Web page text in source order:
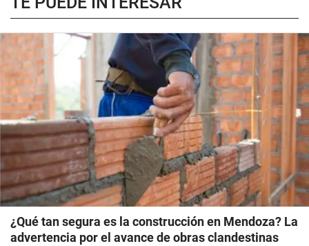
¿Qué tan segura es la construcción en Mendoza? La
advertencia por el avance de obras clandestinas